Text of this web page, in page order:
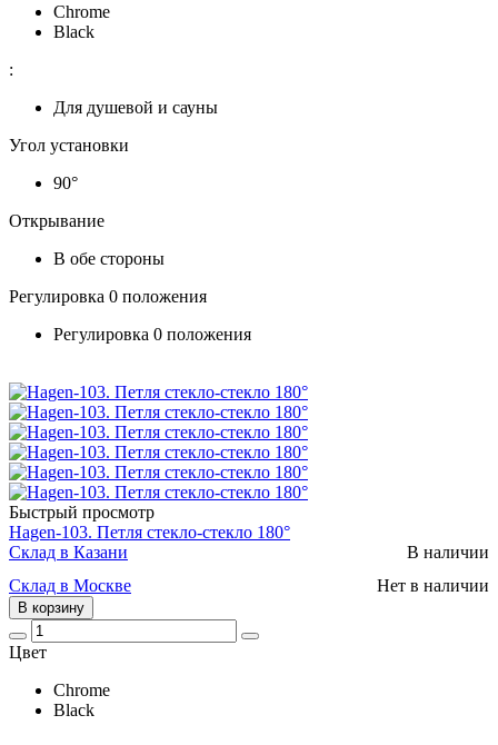
Chrome
Black
:
Для душевой и сауны
Угол установки
90°
Открывание
В обе стороны
Регулировка 0 положения
Регулировка 0 положения
Быстрый просмотр
Hagen-103. Петля стекло-стекло 180°
Склад в Казани
В наличии
Склад в Москве
Нет в наличии
В корзину
Цвет
Chrome
Black